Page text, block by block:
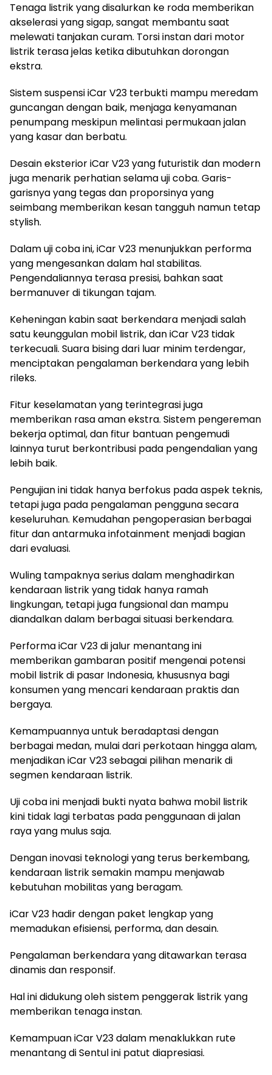
Tenaga listrik yang disalurkan ke roda memberikan
akselerasi yang sigap, sangat membantu saat
melewati tanjakan curam. Torsi instan dari motor
listrik terasa jelas ketika dibutuhkan dorongan
ekstra.
Sistem suspensi iCar V23 terbukti mampu meredam
guncangan dengan baik, menjaga kenyamanan
penumpang meskipun melintasi permukaan jalan
yang kasar dan berbatu.
Desain eksterior iCar V23 yang futuristik dan modern
juga menarik perhatian selama uji coba. Garis-
garisnya yang tegas dan proporsinya yang
seimbang memberikan kesan tangguh namun tetap
stylish.
Dalam uji coba ini, iCar V23 menunjukkan performa
yang mengesankan dalam hal stabilitas.
Pengendaliannya terasa presisi, bahkan saat
bermanuver di tikungan tajam.
Keheningan kabin saat berkendara menjadi salah
satu keunggulan mobil listrik, dan iCar V23 tidak
terkecuali. Suara bising dari luar minim terdengar,
menciptakan pengalaman berkendara yang lebih
rileks.
Fitur keselamatan yang terintegrasi juga
memberikan rasa aman ekstra. Sistem pengereman
bekerja optimal, dan fitur bantuan pengemudi
lainnya turut berkontribusi pada pengendalian yang
lebih baik.
Pengujian ini tidak hanya berfokus pada aspek teknis,
tetapi juga pada pengalaman pengguna secara
keseluruhan. Kemudahan pengoperasian berbagai
fitur dan antarmuka infotainment menjadi bagian
dari evaluasi.
Wuling tampaknya serius dalam menghadirkan
kendaraan listrik yang tidak hanya ramah
lingkungan, tetapi juga fungsional dan mampu
diandalkan dalam berbagai situasi berkendara.
Performa iCar V23 di jalur menantang ini
memberikan gambaran positif mengenai potensi
mobil listrik di pasar Indonesia, khususnya bagi
konsumen yang mencari kendaraan praktis dan
bergaya.
Kemampuannya untuk beradaptasi dengan
berbagai medan, mulai dari perkotaan hingga alam,
menjadikan iCar V23 sebagai pilihan menarik di
segmen kendaraan listrik.
Uji coba ini menjadi bukti nyata bahwa mobil listrik
kini tidak lagi terbatas pada penggunaan di jalan
raya yang mulus saja.
Dengan inovasi teknologi yang terus berkembang,
kendaraan listrik semakin mampu menjawab
kebutuhan mobilitas yang beragam.
iCar V23 hadir dengan paket lengkap yang
memadukan efisiensi, performa, dan desain.
Pengalaman berkendara yang ditawarkan terasa
dinamis dan responsif.
Hal ini didukung oleh sistem penggerak listrik yang
memberikan tenaga instan.
Kemampuan iCar V23 dalam menaklukkan rute
menantang di Sentul ini patut diapresiasi.